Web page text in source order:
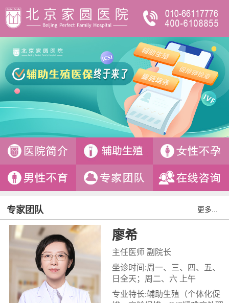
专家团队 更多...
廖希
主任医师 副院长
坐诊时间:周一、三、四、五、
日全天；周二、六 上午
专业特长:辅助生殖 （个体化促